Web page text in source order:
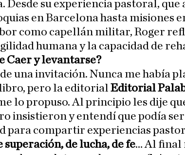
Desde su experiencia pastoral, que
en Barcelona hasta misiones
como capellán militar, Roger
humana y la capacidad de
Caer y levantarse?
una invitación. Nunca me había
pero la editorial Editorial
lo propuso. Al principio les dije
insistieron y entendí que podía
para compartir experiencias
superación, de lucha, de fe… Al final